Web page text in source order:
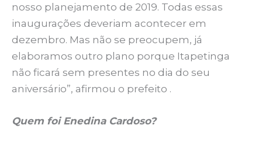
nosso planejamento de 2019. Todas essas
inaugurações deveriam acontecer em
dezembro. Mas não se preocupem, já
elaboramos outro plano porque Itapetinga
não ficará sem presentes no dia do seu
aniversário”, afirmou o prefeito .
Quem foi Enedina Cardoso?